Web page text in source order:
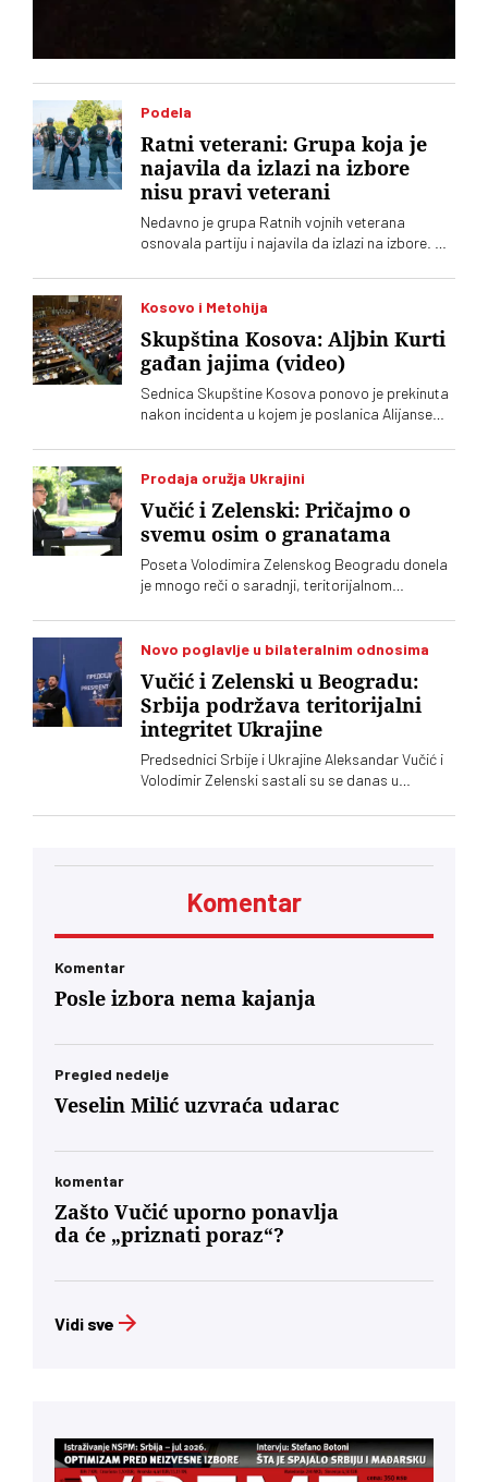
Podela
Ratni veterani: Grupa koja je
najavila da izlazi na izbore
nisu pravi veterani
Nedavno je grupa Ratnih vojnih veterana
osnovala partiju i najavila da izlazi na izbore. Oni
se od njih
Kosovo i Metohija
Skupština Kosova: Aljbin Kurti
gađan jajima (video)
Sednica Skupštine Kosova ponovo je prekinuta
nakon incidenta u kojem je poslanica Alijanse
premijera Aljbina Kurtija
Prodaja oružja Ukrajini
Vučić i Zelenski: Pričajmo o
svemu osim o granatama
Poseta Volodimira Zelenskog Beogradu donela
je mnogo reči o saradnji, teritorijalnom
ostala gotovo netaknuta – srpsko oružje koje
preko posrednika stiže u Ukrajinu. Vučić i
iako je jasno da obojica znaju o čemu je reč
Novo poglavlje u bilateralnim odnosima
Vučić i Zelenski u Beogradu:
Srbija podržava teritorijalni
integritet Ukrajine
Predsednici Srbije i Ukrajine Aleksandar Vučić i
Volodimir Zelenski sastali su se danas u
odnosima, trgovini, energetici, infrastrukturi i
podržava teritorijalni integritet Ukrajine
Komentar
Komentar
Posle izbora nema kajanja
Pregled nedelje
Veselin Milić uzvraća udarac
komentar
Zašto Vučić uporno ponavlja
da će „priznati poraz“?
Vidi sve